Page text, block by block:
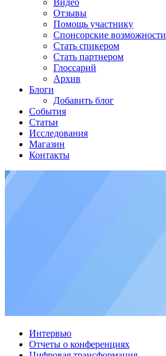
Видео
Отзывы
Помощь участнику
Спонсорские возможности
Стать спикером
Стать партнером
Глоссарий
Архив
Блоги
Добавить блог
События
Статьи
Исследования
Магазин
Контакты
Интервью
Отчеты о конференциях